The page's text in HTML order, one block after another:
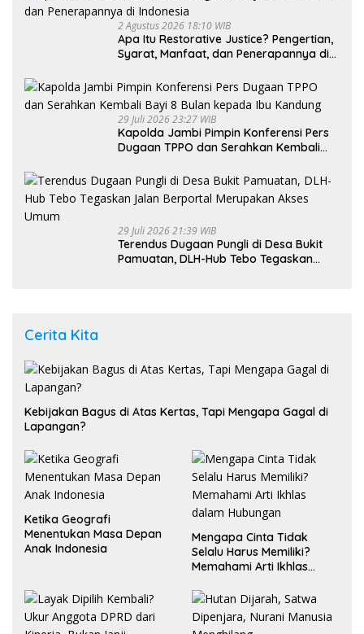
2 Agustus 2026 18:10 WIB
Apa Itu Restorative Justice? Pengertian,
Syarat, Manfaat, dan Penerapannya di
29 Juli 2026 23:27 WIB
Kapolda Jambi Pimpin Konferensi Pers
Dugaan TPPO dan Serahkan Kembali
29 Juli 2026 21:39 WIB
Terendus Dugaan Pungli di Desa Bukit
Pamuatan, DLH-Hub Tebo Tegaskan
Cerita Kita
Kebijakan Bagus di Atas Kertas, Tapi Mengapa Gagal di
Lapangan?
Ketika Geografi
Menentukan Masa Depan
Anak Indonesia
Mengapa Cinta Tidak
Selalu Harus Memiliki?
Memahami Arti Ikhlas